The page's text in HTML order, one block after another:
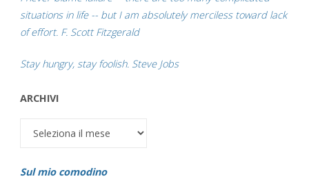
situations in life -- but I am absolutely merciless toward lack
of effort. F. Scott Fitzgerald
Stay hungry, stay foolish. Steve Jobs
ARCHIVI
Archivi
Sul mio comodino